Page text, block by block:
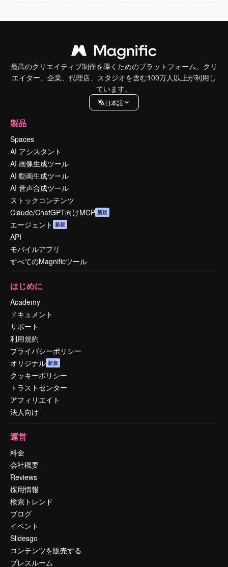
最高のクリエイティブ制作を導くためのプラットフォーム。クリ
エイター、企業、代理店、スタジオを含む100万人以上が利用し
ています。
日本語
製品
Spaces
AI アシスタント
AI 画像生成ツール
AI 動画生成ツール
AI 音声合成ツール
ストックコンテンツ
Claude/ChatGPT向けMCP 新規
エージェント 新規
API
モバイルアプリ
すべてのMagnificツール
はじめに
Academy
ドキュメント
サポート
利用規約
プライバシーポリシー
オリジナル 新規
クッキーポリシー
トラストセンター
アフィリエイト
法人向け
運営
料金
会社概要
Reviews
採用情報
検索トレンド
ブログ
イベント
Slidesgo
コンテンツを販売する
プレスルーム